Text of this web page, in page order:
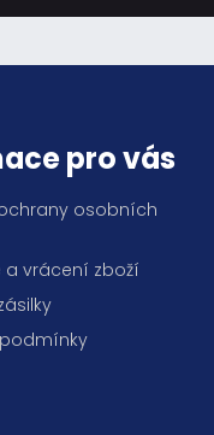
pro vás
osobních
a vrácení zboží